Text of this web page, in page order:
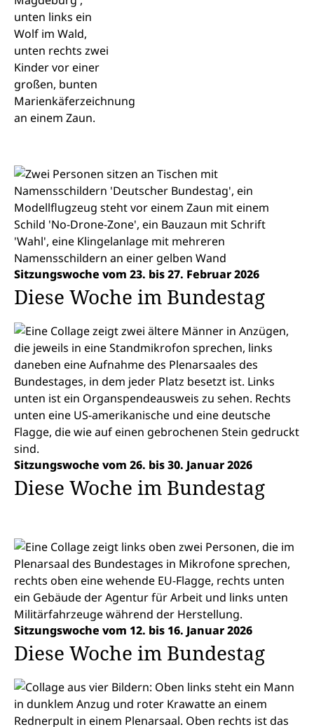
Sitzungswoche vom 23. bis 27. Februar 2026
Diese Woche im Bundestag
Sitzungswoche vom 26. bis 30. Januar 2026
Diese Woche im Bundestag
Sitzungswoche vom 12. bis 16. Januar 2026
Diese Woche im Bundestag